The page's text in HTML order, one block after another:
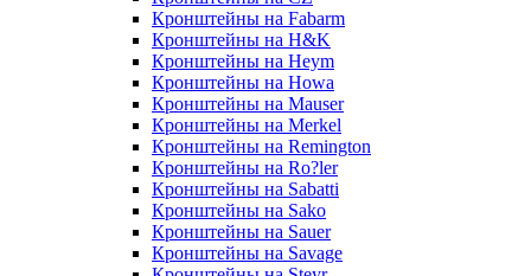
Кронштейны на Fabarm
Кронштейны на H&K
Кронштейны на Heym
Кронштейны на Howa
Кронштейны на Mauser
Кронштейны на Merkel
Кронштейны на Remington
Кронштейны на Ro?ler
Кронштейны на Sabatti
Кронштейны на Sako
Кронштейны на Sauer
Кронштейны на Savage